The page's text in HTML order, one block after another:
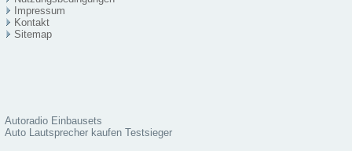
Impressum
Kontakt
Sitemap
Autoradio Einbausets
Auto Lautsprecher kaufen Testsieger